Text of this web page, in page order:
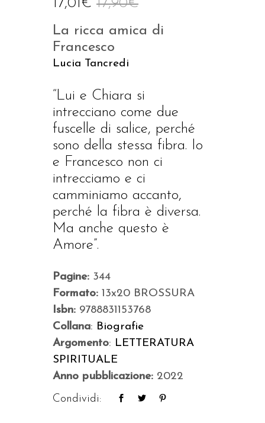
17,90€
17,01€
La ricca amica di
Francesco
Lucia Tancredi
“Lui e Chiara si
intrecciano come due
fuscelle di salice, perché
sono della stessa fibra. Io
e Francesco non ci
intrecciamo e ci
camminiamo accanto,
perché la fibra è diversa.
Ma anche questo è
Amore”.
Pagine: 344
Formato: 13x20 BROSSURA
Isbn: 9788831153768
Collana: Biografie
Argomento: LETTERATURA
SPIRITUALE
Anno pubblicazione: 2022
Condividi: